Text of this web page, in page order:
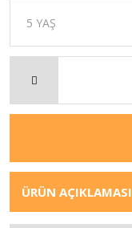
ÜRÜN AÇIKLAMASI